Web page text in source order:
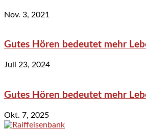
Nov. 3, 2021
Gutes Hören bedeutet mehr
Juli 23, 2024
Gutes Hören bedeutet mehr
Okt. 7, 2025